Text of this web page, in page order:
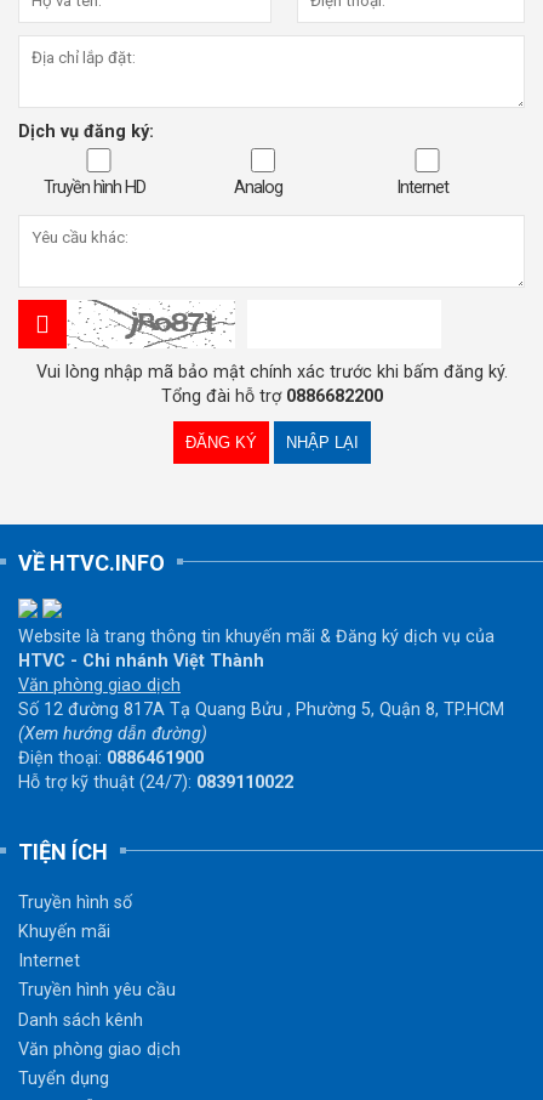
Dịch vụ đăng ký:
Truyền hình HD Analog Internet
Vui lòng nhập mã bảo mật chính xác trước khi bấm đăng ký.
Tổng đài hỗ trợ 0886682200
VỀ HTVC.INFO
Website là trang thông tin khuyến mãi & Đăng ký dịch vụ của
HTVC - Chi nhánh Việt Thành
Văn phòng giao dịch
Số 12 đường 817A Tạ Quang Bửu , Phường 5, Quận 8, TP.HCM
(Xem hướng dẫn đường)
Điện thoại: 0886461900
Hỗ trợ kỹ thuật (24/7): 0839110022
TIỆN ÍCH
Truyền hình số
Khuyến mãi
Internet
Truyền hình yêu cầu
Danh sách kênh
Văn phòng giao dịch
Tuyển dụng